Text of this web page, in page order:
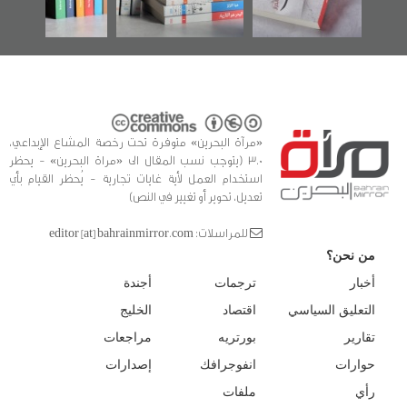
«مرآة البحرين» متوفرة تحت رخصة المشاع الإبداعي،
3.0 (يتوجب نسب المقال الى «مراة البحرين» - يحظر
استخدام العمل لأية غايات تجارية - يُحظر القيام بأي
تعديل، تحوير أو تغيير في النص)
للمراسلات: editor [at] bahrainmirror.com
من نحن؟
أخبار
التعليق السياسي
تقارير
حوارات
رأي
ترجمات
اقتصاد
بورتريه
انفوجرافك
ملفات
أجندة
الخليج
مراجعات
إصدارات